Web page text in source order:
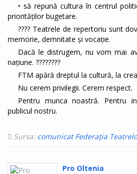
• să repună cultura în centrul
priorităților bugetare.
???? Teatrele de repertoriu sunt
memorie, demnitate și vocație.
Dacă le distrugem, nu vom mai
națiune. ????????
FTM apără dreptul la cultură, la
Nu cerem privilegii. Cerem respect.
Pentru munca noastră. Pentru
publicul nostru.
Sursa: comunicat Federația
Pro Oltenia